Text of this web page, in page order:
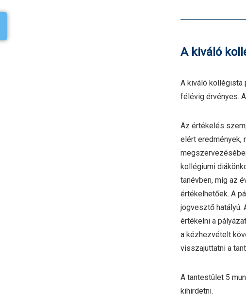
A kiváló
A kiváló kollégista
félévig érvényes.
Az értékelés
elért eredmények,
kollégiumi
tanévben, míg az
értékelhetőek. A
jogvesztő hatályú.
értékelni a
a kézhezvételt
visszajuttatni a
A tantestület 5
kihirdetni.